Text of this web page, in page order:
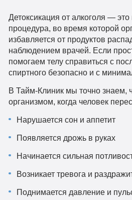
Детоксикация от алкоголя —
процедура, во время которой
избавляется от продуктов
наблюдением врачей. Если
помогаем телу справиться с
спиртного безопасно и с
В Тайм-Клиник мы точно знаем,
организмом, когда человек
Нарушается сон и аппетит
Появляется дрожь в руках
Начинается сильная
Возникает тревога и
Поднимается давление и